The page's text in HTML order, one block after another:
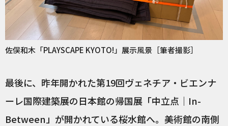
佐俣和木「PLAYSCAPE KYOTO!」展示風景［筆者撮影］
最後に、昨年開かれた第19回ヴェネチア・ビエンナ
ーレ国際建築展の日本館の帰国展「中立点｜In-
Between」が開かれている桜水館へ。美術館の南側